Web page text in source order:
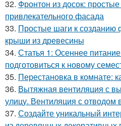
32. Фронтон из досок:
привлекательного фасада
33. Простые шаги к созданию
крыши из древесины
34. Статья 1: Осеннее
подготовиться к новому
35. Перестановка в комнате:
36. Вытяжная вентиляция с
улицу. Вентиляция с отводом
37. Создайте уникальный